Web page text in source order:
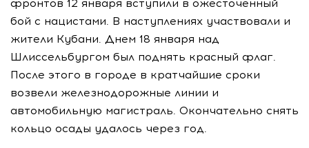
фронтов 12 января вступили в ожесточенный
бой с нацистами. В наступлениях участвовали и
жители Кубани. Днем 18 января над
Шлиссельбургом был поднять красный флаг.
После этого в городе в кратчайшие сроки
возвели железнодорожные линии и
автомобильную магистраль. Окончательно снять
кольцо осады удалось через год.